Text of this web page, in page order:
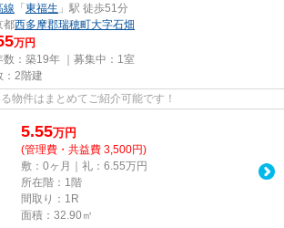
線 「東福生 」駅 徒歩51分
都西多摩郡瑞穂町大字石畑
万円
数：築19年 ｜募集中： 1室
：2階建
物件はまとめてご紹介可能です！
5.55万円
(管理費・共益費 3,500円)
敷：0ヶ月｜礼：6.55万円
所在階：1階
間取り：1R
面積：32.90㎡